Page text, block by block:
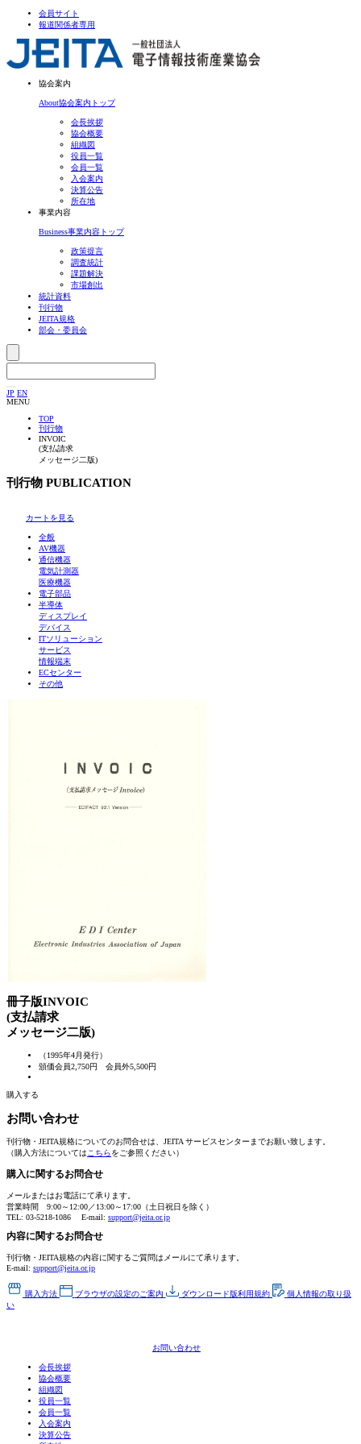
会員サイト
報道関係者専用
協会案内
About協会案内トップ
会長挨拶
協会概要
組織図
役員一覧
会員一覧
入会案内
決算公告
所在地
事業内容
Business事業内容トップ
政策提言
調査統計
課題解決
市場創出
統計資料
刊行物
JEITA規格
部会・委員会
JP EN
MENU
TOP
刊行物
INVOIC
(支払請求
メッセージ二版)
刊行物 PUBLICATION
カートを見る
全般
AV機器
通信機器
電気計測器
医療機器
電子部品
半導体
ディスプレイ
デバイス
ITソリューション
サービス
情報端末
ECセンター
その他
冊子版INVOIC
(支払請求
メッセージ二版)
（1995年4月発行）
頒価会員2,750円 会員外5,500円
購入する
お問い合わせ
刊行物・JEITA規格についてのお問合せは、JEITA サービスセンターまでお願い致します。
（購入方法についてはこちらをご参照ください）
購入に関するお問合せ
メールまたはお電話にて承ります。
営業時間 9:00～12:00／13:00～17:00 （土日祝日を除く）
TEL: 03-5218-1086 E-mail: support@jeita.or.jp
内容に関するお問合せ
刊行物・JEITA規格の内容に関するご質問はメールにて承ります。
E-mail: support@jeita.or.jp
購入方法 ブラウザの設定のご案内 ダウンロード版利用規約 個人情報の取り扱
い
お問い合わせ
会長挨拶
協会概要
組織図
役員一覧
会員一覧
入会案内
決算公告